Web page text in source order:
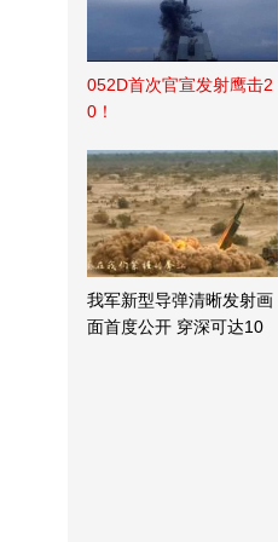
052D首次官宣发射鹰击2
0！
我军新型导弹清晰发射画
面首度公开 穿深可达10